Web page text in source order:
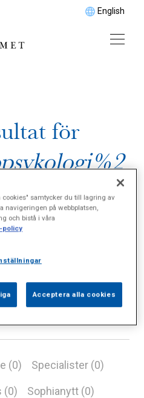
English
för
(0) Specialister (0)
(0) Sophianytt (0)
cookies" samtycker du till lagring av
navigeringen på webbplatsen,
och bistå i våra
policy
Acceptera alla cookies